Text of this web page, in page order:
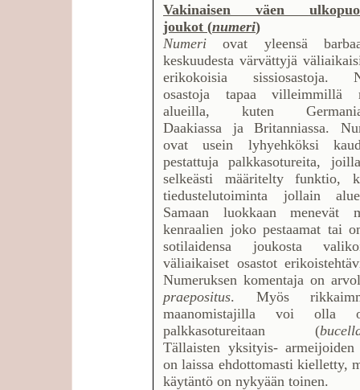
Vakinaisen väen
joukot (numeri)
Numeri ovat yleensä
keskuudesta värvättyjä
erikokoisia sissiosastoja.
osastoja tapaa villeimmillä
alueilla, kuten
Daakiassa ja Britanniassa.
ovat usein lyhyehköksi
pestattuja palkkasotureita,
selkeästi määritelty funktio,
tiedustelutoiminta jollain
Samaan luokkaan menevät
kenraalien joko pestaamat tai
sotilaidensa joukosta
väliaikaiset osastot
Numeruksen komentaja on
praepositus. Myös
maanomistajilla voi olla
palkkasotureitaan (
Tällaisten yksityis-
on laissa ehdottomasti kielletty,
käytäntö on nykyään toinen.